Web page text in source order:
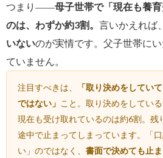
つまり――母子世帯で「現在も養育
のは、わずか約3割。 言いかえれば、
いないのが実情です。父子世帯に
ていません。
注目すべきは、
「取り決めをしてい
ではない」 こと。取り決めをしてい
現在も受け取れているのは約6割。残
途中で止まってしまっています。「
い」のではなく、 書面で決めても止